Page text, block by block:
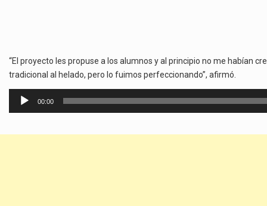
“El proyecto les propuse a los alumnos y al principio no me habían
tradicional al helado, pero lo fuimos perfeccionando”, afirmó.
Reproductor
00:00